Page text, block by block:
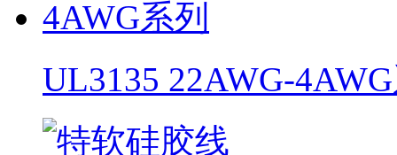
UL3135 22AWG-